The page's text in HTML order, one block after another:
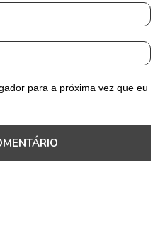
para a próxima vez que eu